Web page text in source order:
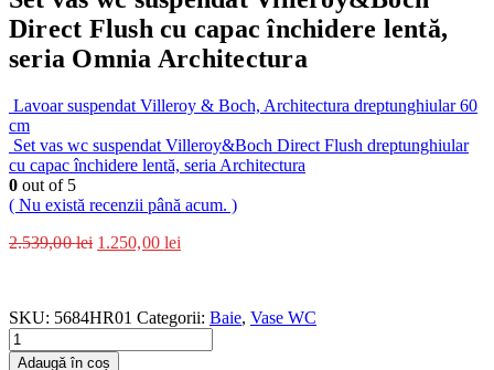
Direct Flush cu capac închidere lentă,
seria Omnia Architectura
Lavoar suspendat Villeroy & Boch, Architectura dreptunghiular 60
cm
Set vas wc suspendat Villeroy&Boch Direct Flush dreptunghiular
cu capac închidere lentă, seria Architectura
0 out of 5
( Nu există recenzii până acum. )
2.539,00lei 1.250,00 lei
SKU: 5684HR01 Categorii: Baie, Vase WC
Adaugă în coș